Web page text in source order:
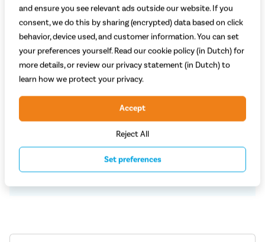
Zwart
Voldoende op voorraad
99,95
and ensure you see relevant ads outside our website. If you
consent, we do this by sharing (encrypted) data based on click
behavior, device used, and customer information. You can set
your preferences yourself. Read our cookie policy (in Dutch) for
more details, or review our privacy statement (in Dutch) to
learn how we protect your privacy.
Reject All
Accept
Set preferences